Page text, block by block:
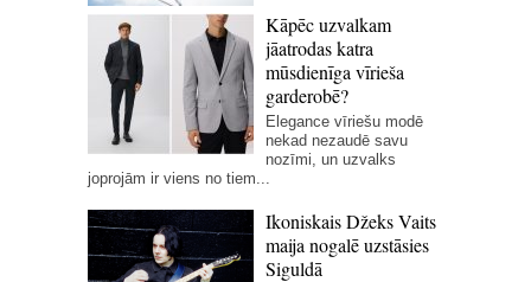
Kāpēc uzvalkam
jāatrodas katra
mūsdienīga vīrieša
garderobē?
Elegance vīriešu modē
nekad nezaudē savu
nozīmi, un uzvalks
joprojām ir viens no tiem...
Ikoniskais Džeks Vaits
maija nogalē uzstāsies
Siguldā